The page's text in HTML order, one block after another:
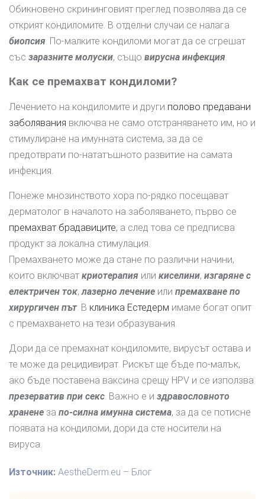
Обикновено скрининговият преглед позволява да се
открият кондиломите. В отделни случаи се налага
биопсия. По-малките кондиломи могат да се сгрешат
със заразните молуски, също вирусна инфекция.
Как се премахват кондиломи?
Лечението на кондиломите и други полово предавани
заболявания включва не само отстраняването им, но и
стимулиране на имунната система, за да се
предотврати по-нататъшното развитие на самата
инфекция.
Понеже мнозинството хора по-рядко посещават
дерматолог в началото на заболяването, първо се
премахват брадавиците, а след това се предписва
продукт за локална стимулация.
Премахването може да стане по различни начини,
които включват криотерапия или киселини, изгаряне с
електричен ток,лазерно лечение или премахване по
хирургичен път. В клиника Естедерм имаме богат опит
с премахването на тези образувания.
Дори да се премахнат кондиломите, вирусът остава и
те може да рецидивират. Рискът ще бъде по-малък,
ако бъде поставена ваксина срещу HPV и се използва
презерватив при секс. Важно е и здравословното
хранене за по-силна имунна система, за да се потисне
появата на кондиломи, дори да сте носители на
вируса.
Източник: AestheDerm.eu – Блог